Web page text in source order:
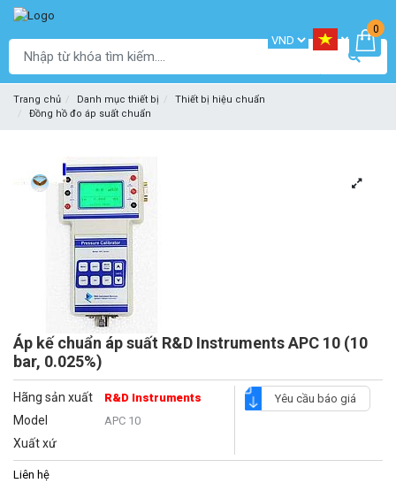
0
Trang chủ Danh mục thiết bị
Thiết bị hiệu chuẩn
Đồng hồ đo áp suất chuẩn
Áp kế chuẩn áp suất R&D Instruments APC 10 (10
bar, 0.025%)
Hãng sản xuất R&D Instruments
Model APC 10
Xuất xứ
Yêu cầu báo giá
Liên hệ